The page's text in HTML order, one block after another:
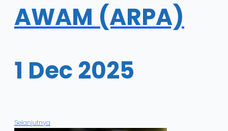
AWAM (ARPA)
1 Dec 2025
Selanjutnya